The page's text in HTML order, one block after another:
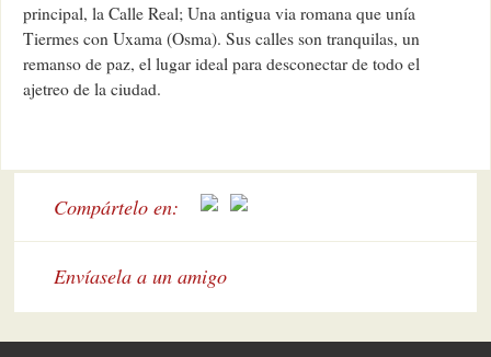
principal, la Calle Real; Una antigua via romana que unía
Tiermes con Uxama (Osma). Sus calles son tranquilas, un
remanso de paz, el lugar ideal para desconectar de todo el
ajetreo de la ciudad.
Compártelo en:
Envíasela a un amigo